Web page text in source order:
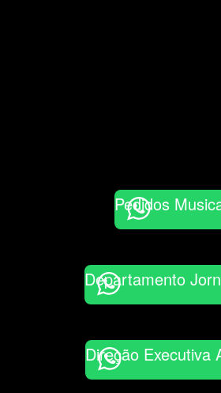
Pedidos
Departamento
Direção Executiva